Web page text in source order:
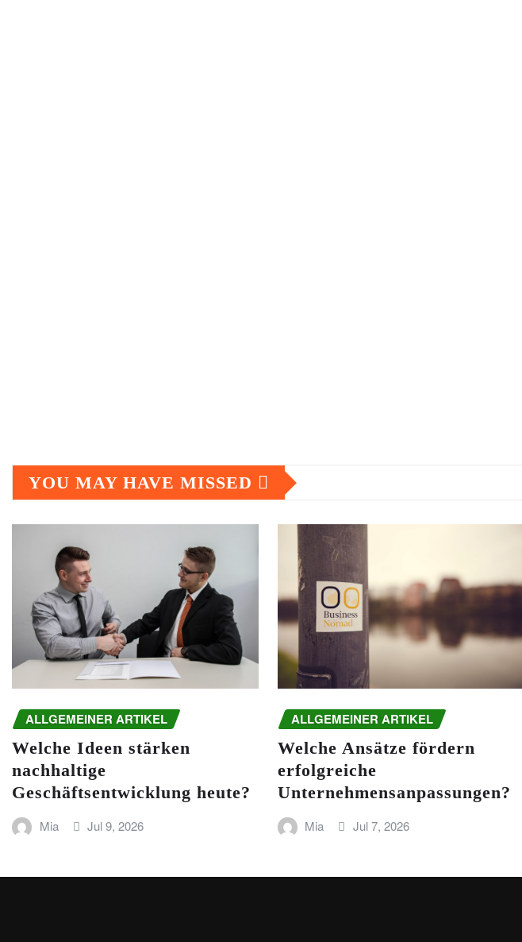
YOU MAY HAVE MISSED
ALLGEMEINER ARTIKEL
Welche Ideen stärken
nachhaltige
Geschäftsentwicklung heute?
Mia Jul 9, 2026
ALLGEMEINER ARTIKEL
Welche Ansätze fördern
erfolgreiche
Unternehmensanpassungen?
Mia Jul 7, 2026